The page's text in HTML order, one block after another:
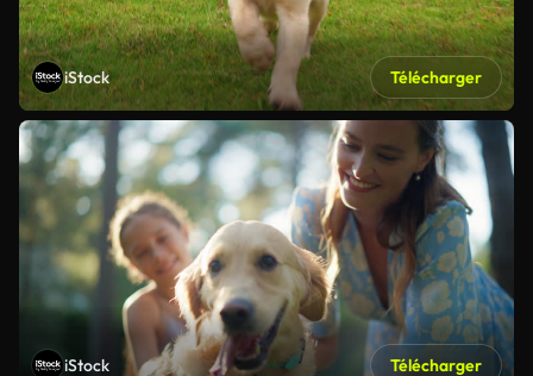
iStock Télécharger
iStock Télécharger